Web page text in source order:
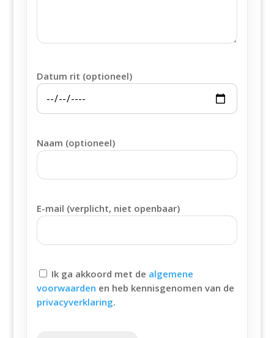
Datum rit (optioneel)
Naam (optioneel)
E-mail (verplicht, niet openbaar)
Ik ga akkoord met de algemene
voorwaarden en heb kennisgenomen van de
privacyverklaring.